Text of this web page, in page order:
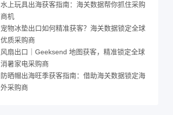
水上玩具出海获客指南：海关数据帮你抓住采购
商机
宠物冰垫出口如何精准获客？海关数据锁定全球
优质采购商
风扇出口｜Geeksend 地图获客，精准锁定全球
消暑家电采购商
防晒帽出海旺季获客指南：借助海关数据锁定海
外采购商